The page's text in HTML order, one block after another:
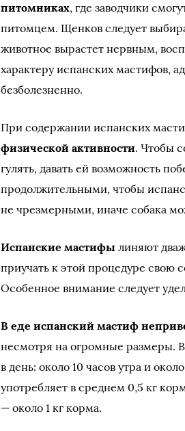
питомниках, где заводчики
питомцем. Щенков следует
животное вырастет нервным,
характеру испанских мастифов,
безболезненно.
При содержании испанских
физической активности. Чтобы
гулять, давать ей возможность
продолжительными, чтобы
не чрезмерными, иначе собака
Испанские мастифы линяют
приучать к этой процедуре свою
Особенное внимание следует
В еде испанский мастиф
несмотря на огромные размеры.
в день: около 10 часов утра и
употребляет в среднем 0,5 кг
— около 1 кг корма.